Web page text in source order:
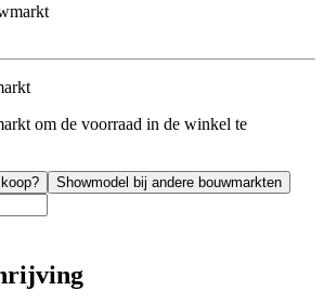
om de voorraad in de winkel te
Showmodel bij andere bouwmarkten